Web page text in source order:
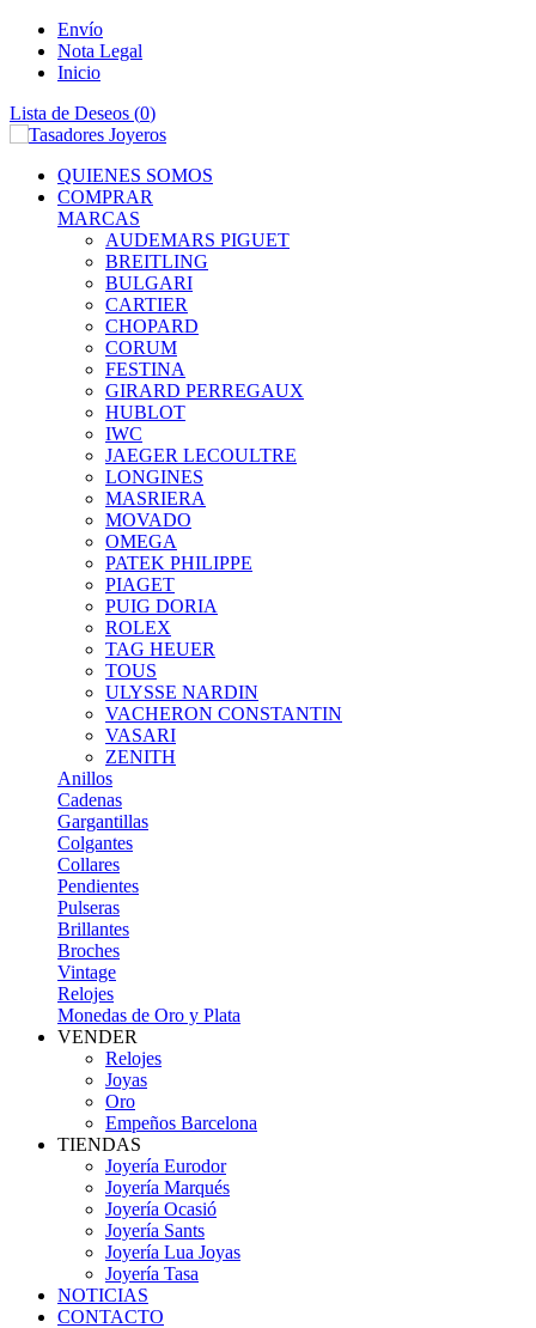
Envío
Nota Legal
Inicio
Lista de Deseos (0)
QUIENES SOMOS
COMPRAR
MARCAS
AUDEMARS PIGUET
BREITLING
BULGARI
CARTIER
CHOPARD
CORUM
FESTINA
GIRARD PERREGAUX
HUBLOT
IWC
JAEGER LECOULTRE
LONGINES
MASRIERA
MOVADO
OMEGA
PATEK PHILIPPE
PIAGET
PUIG DORIA
ROLEX
TAG HEUER
TOUS
ULYSSE NARDIN
VACHERON CONSTANTIN
VASARI
ZENITH
Anillos
Cadenas
Gargantillas
Colgantes
Collares
Pendientes
Pulseras
Brillantes
Broches
Vintage
Relojes
Monedas de Oro y Plata
VENDER
Relojes
Joyas
Oro
Empeños Barcelona
TIENDAS
Joyería Eurodor
Joyería Marqués
Joyería Ocasió
Joyería Sants
Joyería Lua Joyas
Joyería Tasa
NOTICIAS
CONTACTO